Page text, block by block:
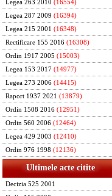
Legea 263 2010 (16554)
Legea 287 2009 (16394)
Legea 215 2001 (16348)
Rectificare 155 2016 (16308)
Ordin 1917 2005 (15003)
Legea 153 2017 (14977)
Legea 273 2006 (14415)
Raport 1937 2021 (13879)
Ordin 1508 2016 (12951)
Ordin 560 2006 (12464)
Legea 429 2003 (12410)
Ordin 976 1998 (12136)
Ultimele acte citite
Decizia 525 2001